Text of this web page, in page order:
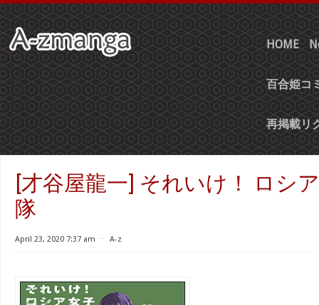
HOME
百合姫コ
再掲載リ
[才谷屋龍一] それいけ！ ロシ
隊
April 23, 2020 7:37 am ⋅ A-z